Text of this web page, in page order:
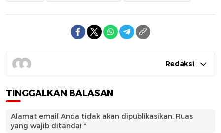
Redaksi
TINGGALKAN BALASAN
Alamat email Anda tidak akan dipublikasikan. Ruas
yang wajib ditandai *